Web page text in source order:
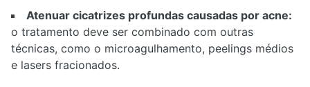
Atenuar cicatrizes profundas causadas por acne:
o tratamento deve ser combinado com outras
técnicas, como o microagulhamento, peelings médios
e lasers fracionados.